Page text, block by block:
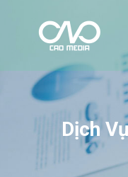
Dịch